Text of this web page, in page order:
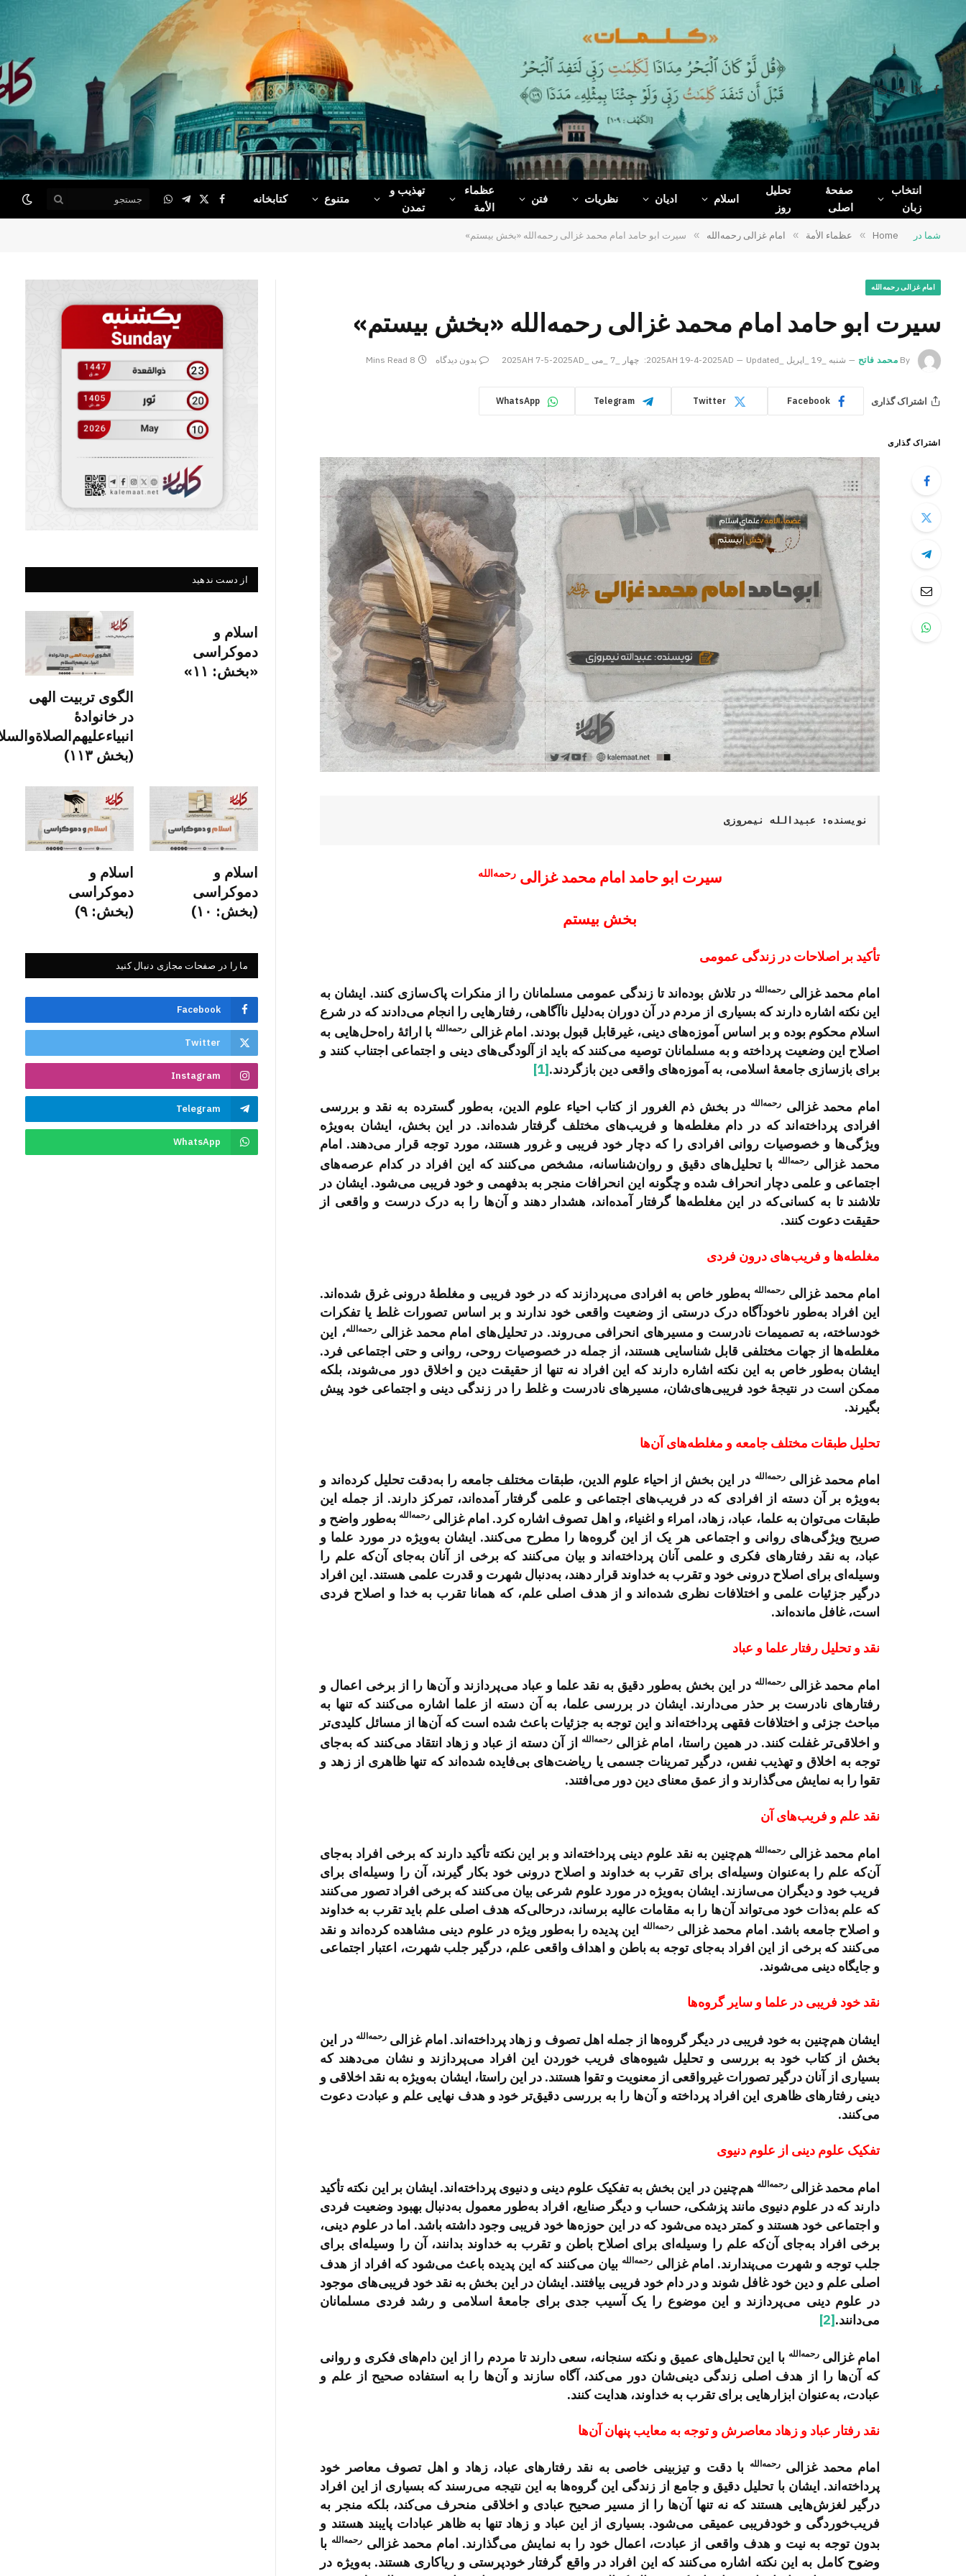
Facebook
X
(Twitter)
Telegram
WhatsApp
انتخاب
زبان
صفحۀ
اصلی
تحلیل
روز
اسلام ادیان نظریات فتن
عظماء‌
الأمة
تهذیب و
تمدن
متنوع کتابخانه Facebook
X
(Twitter)
Telegram
WhatsApp
شما در Home
» عظماء الأمة » امام غزالی رحمه‌الله » سیرت ابو حامد امام محمد غزالی رحمه‌الله «بخش بیستم»
امام غزالی رحمه‌الله
سیرت ابو حامد امام محمد غزالی رحمه‌الله «بخش بیستم»
By محمد فاتح شنبه _19 _اپریل _2025AH 19-4-2025AD Updated: چهار _7 _می _2025AH 7-5-2025AD بدون دیدگاه 8 Mins Read
اشتراک گذاری Facebook
Twitter
Telegram
WhatsApp
اشتراک گذاری
نویسنده: عبیدالله نیمروزی
سیرت ابو حامد امام محمد غزالیرحمه‌الله
بخش بیستم
تأکید بر اصلاحات در زندگی عمومی
امام محمد غزالیرحمه‌الله در تلاش بوده‌اند تا زندگی عمومی مسلمانان را از منکرات پاک‌سازی کنند. ایشان به
این نکته اشاره دارند که بسیاری از مردم در آن دوران به‌دلیل ناآگاهی، رفتارهایی را انجام می‌دادند که در شرع
اسلام محکوم بوده و بر اساس آموزه‌های دینی، غیرقابل قبول بودند. امام غزالیرحمه‌الله با ارائۀ راه‌حل‌هایی به
اصلاح این وضعیت پرداخته و به مسلمانان توصیه می‌کنند که باید از آلودگی‌های دینی و اجتماعی اجتناب کنند و
برای بازسازی جامعۀ اسلامی، به آموزه‌های واقعی دین بازگردند.[1]
امام محمد غزالیرحمه‌الله در بخش ذم الغرور از کتاب احیاء علوم الدین، به‌طور گسترده به نقد و بررسی
افرادی پرداخته‌اند که در دام مغلطه‌ها و فریب‌های مختلف گرفتار شده‌اند. در این بخش، ایشان به‌ویژه
ویژگی‌ها و خصوصیات روانی افرادی را که دچار خود فریبی و غرور هستند، مورد توجه قرار می‌دهند. امام
محمد غزالی رحمه‌الله با تحلیل‌های دقیق و روان‌شناسانه، مشخص می‌کنند که این افراد در کدام عرصه‌های
اجتماعی و علمی دچار انحراف شده و چگونه این انحرافات منجر به بدفهمی و خود فریبی می‌شود. ایشان در
تلاشند تا به کسانی‌که در این مغلطه‌ها گرفتار آمده‌اند، هشدار دهند و آن‌ها را به درک درست و واقعی از
حقیقت دعوت کنند.
مغلطه‌ها و فریب‌های درون فردی
امام محمد غزالی رحمه‌الله به‌طور خاص به افرادی می‌پردازند که در خود فریبی و مغلطۀ درونی غرق شده‌اند.
این افراد به‌طور ناخودآگاه درک درستی از وضعیت واقعی خود ندارند و بر اساس تصورات غلط یا تفکرات
خودساخته، به تصمیمات نادرست و مسیرهای انحرافی می‌روند. در تحلیل‌های امام محمد غزالیرحمه‌الله، این
مغلطه‌ها از جهات مختلفی قابل شناسایی هستند، از جمله در خصوصیات روحی، روانی و حتی اجتماعی فرد.
ایشان به‌طور خاص به این نکته اشاره دارند که این افراد نه تنها از حقیقت دین و اخلاق دور می‌شوند، بلکه
ممکن است در نتیجۀ خود فریبی‌های‌شان، مسیرهای نادرست و غلط را در زندگی دینی و اجتماعی خود پیش
بگیرند.
تحلیل طبقات مختلف جامعه و مغلطه‌های آن‌ها
امام محمد غزالیرحمه‌الله در این بخش از احیاء علوم الدین، طبقات مختلف جامعه را به‌دقت تحلیل کرده‌اند و
به‌ویژه بر آن دسته از افرادی که در فریب‌های اجتماعی و علمی گرفتار آمده‌اند، تمرکز دارند. از جمله این
طبقات می‌توان به علما، عباد، زهاد، امراء و اغنیاء، و اهل تصوف اشاره کرد. امام غزالیرحمه‌الله به‌طور واضح و
صریح ویژگی‌های روانی و اجتماعی هر یک از این گروه‌ها را مطرح می‌کنند. ایشان به‌ویژه در مورد علما و
عباد، به نقد رفتارهای فکری و علمی آنان پرداخته‌اند و بیان می‌کنند که برخی از آنان به‌جای آن‌که علم را
وسیله‌ای برای اصلاح درونی خود و تقرب به خداوند قرار دهند، به‌دنبال شهرت و قدرت علمی هستند. این افراد
درگیر جزئیات علمی و اختلافات نظری شده‌اند و از هدف اصلی علم، که همانا تقرب به خدا و اصلاح فردی
است، غافل مانده‌اند.
نقد و تحلیل رفتار علما و عباد
امام محمد غزالیرحمه‌الله در این بخش به‌طور دقیق به نقد علما و عباد می‌پردازند و آن‌ها را از برخی اعمال و
رفتارهای نادرست بر حذر می‌دارند. ایشان در بررسی علما، به آن دسته از علما اشاره می‌کنند که تنها به
مباحث جزئی و اختلافات فقهی پرداخته‌اند و این توجه به جزئیات باعث شده است که آن‌ها از مسائل کلیدی‌تر
و اخلاقی‌تر غفلت کنند. در همین راستا، امام غزالی رحمه‌الله از آن دسته از عباد و زهاد انتقاد می‌کنند که به‌جای
توجه به اخلاق و تهذیب نفس، درگیر تمرینات جسمی یا ریاضت‌های بی‌فایده شده‌اند که تنها ظاهری از زهد و
تقوا را به نمایش می‌گذارند و از عمق معنای دین دور می‌افتند.
نقد علم و فریب‌های آن
امام محمد غزالی رحمه‌الله هم‌چنین به نقد علوم دینی پرداخته‌اند و بر این نکته تأکید دارند که برخی افراد به‌جای
آن‌که علم را به‌عنوان وسیله‌ای برای تقرب به خداوند و اصلاح درونی خود بکار گیرند، آن را وسیله‌ای برای
فریب خود و دیگران می‌سازند. ایشان به‌ویژه در مورد علوم شرعی بیان می‌کنند که برخی افراد تصور می‌کنند
که علم به‌ذات خود می‌تواند آن‌ها را به مقامات عالیه برساند، درحالی‌که هدف اصلی علم باید تقرب به خداوند
و اصلاح جامعه باشد. امام محمد غزالیرحمه‌الله این پدیده را به‌طور ویژه در علوم دینی مشاهده کرده‌اند و نقد
می‌کنند که برخی از این افراد به‌جای توجه به باطن و اهداف واقعی علم، درگیر جلب شهرت، اعتبار اجتماعی
و جایگاه دینی می‌شوند.
نقد خود فریبی در علما و سایر گروه‌ها
ایشان هم‌چنین به خود فریبی در دیگر گروه‌ها از جمله اهل تصوف و زهاد پرداخته‌اند. امام غزالیرحمه‌الله در این
بخش از کتاب خود به بررسی و تحلیل شیوه‌های فریب خوردن این افراد می‌پردازند و نشان می‌دهند که
بسیاری از آنان درگیر تصورات غیرواقعی از معنویت و تقوا هستند. در این راستا، ایشان به‌ویژه به نقد اخلاقی و
دینی رفتارهای ظاهری این افراد پرداخته و آن‌ها را به بررسی دقیق‌تر خود و هدف نهایی علم و عبادت دعوت
می‌کنند.
تفکیک علوم دینی از علوم دنیوی
امام محمد غزالیرحمه‌الله هم‌چنین در این بخش به تفکیک علوم دینی و دنیوی پرداخته‌اند. ایشان بر این نکته تأکید
دارند که در علوم دنیوی مانند پزشکی، حساب و دیگر صنایع، افراد به‌طور معمول به‌دنبال بهبود وضعیت فردی
و اجتماعی خود هستند و کمتر دیده می‌شود که در این حوزه‌ها خود فریبی وجود داشته باشد. اما در علوم دینی،
برخی افراد به‌جای آن‌که علم را وسیله‌ای برای اصلاح باطن و تقرب به خداوند بدانند، آن را وسیله‌ای برای
جلب توجه و شهرت می‌پندارند. امام غزالی رحمه‌الله بیان می‌کنند که این پدیده باعث می‌شود که افراد از هدف
اصلی علم و دین خود غافل شوند و در دام خود فریبی بیافتند. ایشان در این بخش به نقد خود فریبی‌های موجود
در علوم دینی می‌پردازند و این موضوع را یک آسیب جدی برای جامعۀ اسلامی و رشد فردی مسلمانان
می‌دانند.[2]
امام غزالیرحمه‌الله با این تحلیل‌های عمیق و نکته سنجانه، سعی دارند تا مردم را از این دام‌های فکری و روانی
که آن‌ها را از هدف اصلی زندگی دینی‌شان دور می‌کند، آگاه سازند و آن‌ها را به استفاده صحیح از علم و
عبادت، به‌عنوان ابزارهایی برای تقرب به خداوند، هدایت کنند.
نقد رفتار عباد و زهاد معاصرش و توجه به معایب پنهان آن‌ها
امام محمد غزالیرحمه‌الله با دقت و تیزبینی خاصی به نقد رفتارهای عباد، زهاد و اهل تصوف معاصر خود
پرداخته‌اند. ایشان با تحلیل دقیق و جامع از زندگی این گروه‌ها به این نتیجه می‌رسند که بسیاری از این افراد
درگیر لغزش‌هایی هستند که نه تنها آن‌ها را از مسیر صحیح عبادی و اخلاقی منحرف می‌کند، بلکه منجر به
فریب‌خوردگی و خودفریبی عمیقی می‌شود. بسیاری از این عباد و زهاد تنها به ظاهر عبادات پایبند هستند و
بدون توجه به نیت و هدف واقعی از عبادت، اعمال خود را به نمایش می‌گذارند. امام محمد غزالی رحمه‌الله با
وضوح کامل به این نکته اشاره می‌کنند که این افراد در واقع گرفتار خودپرستی و ریاکاری هستند. به‌ویژه در
از دست ندهید
اسلام و
دموکراسی
«بخش: ۱۱»
الگوی تربیت الهی
در خانوادۀ
(بخش ۱۱۳)
اسلام و
دموکراسی
(بخش: ۱۰)
اسلام و
دموکراسی
(بخش: ۹)
ما را در صفحات مجازی دنبال کنید
Facebook
Twitter
Instagram
Telegram
WhatsApp